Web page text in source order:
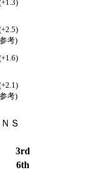
考)
考)
Ｓ
3rd
6th